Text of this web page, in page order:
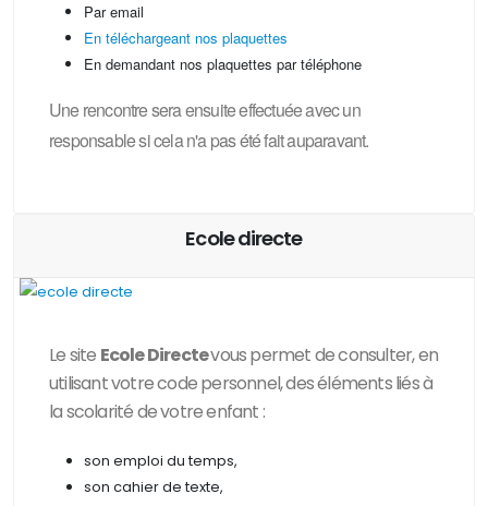
Par email
En téléchargeant nos plaquettes
En demandant nos plaquettes par téléphone
Une rencontre sera ensuite effectuée avec un
responsable si cela n'a pas été fait auparavant.
Ecole directe
Le site Ecole Directevous permet de consulter, en
utilisant votre code personnel, deséléments liés à
la scolarité de votre enfant :
son emploi du temps,
son cahier de texte,